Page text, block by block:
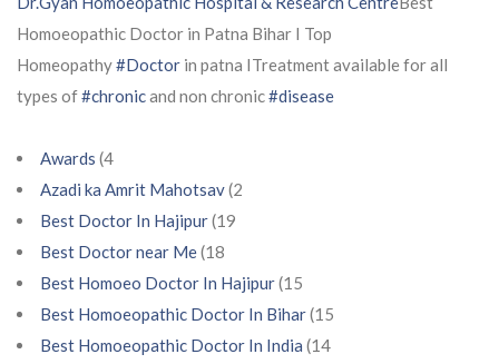
Homoeopathic Doctor in Patna Bihar I Top
Homeopathy#Doctor in patna ITreatment available for all
types of#chronicand non chronic#disease
Awards (4
Azadi ka Amrit Mahotsav(2
Best Doctor In Hajipur(19
Best Doctor near Me(18
Best Homoeo Doctor In Hajipur(15
Best Homoeopathic Doctor In Bihar(15
Best Homoeopathic Doctor In India (14